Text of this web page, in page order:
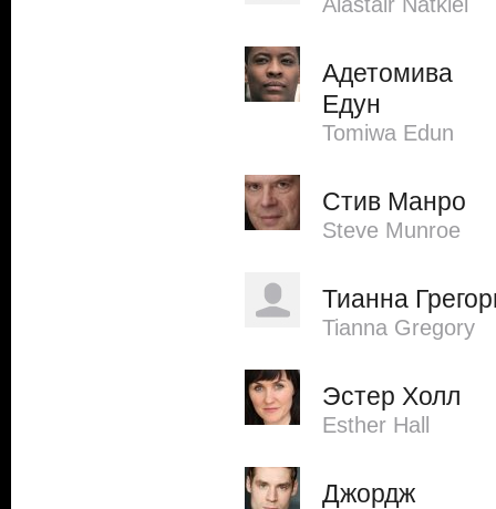
Адетомива
Едун
Tomiwa Edun
Стив Манро
Steve Munroe
Тианна
Tianna Gregory
Эстер Холл
Esther Hall
Джордж